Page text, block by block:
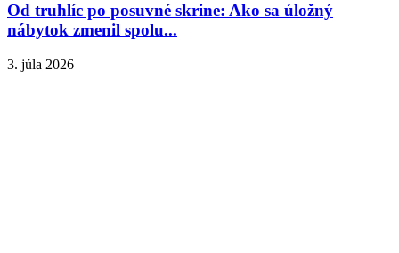
Od truhlíc po posuvné skrine: Ako sa úložný
nábytok zmenil spolu...
3. júla 2026